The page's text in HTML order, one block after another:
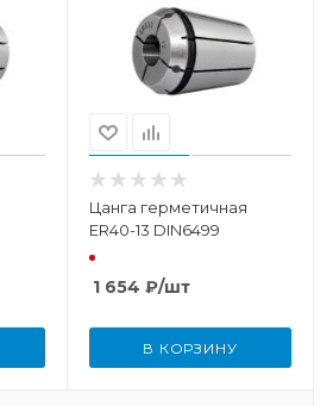
Цанга герметичная
ER40-13 DIN6499
1 654 ₽/шт
В КОРЗИНУ